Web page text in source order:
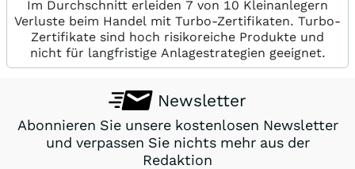
Im Durchschnitt erleiden 7 von 10 Kleinanlegern
Verluste beim Handel mit Turbo-Zertifikaten. Turbo-
Zertifikate sind hoch risikoreiche Produkte und
nicht für langfristige Anlagestrategien geeignet.
Newsletter
Abonnieren Sie unsere kostenlosen Newsletter
und verpassen Sie nichts mehr aus der
Redaktion